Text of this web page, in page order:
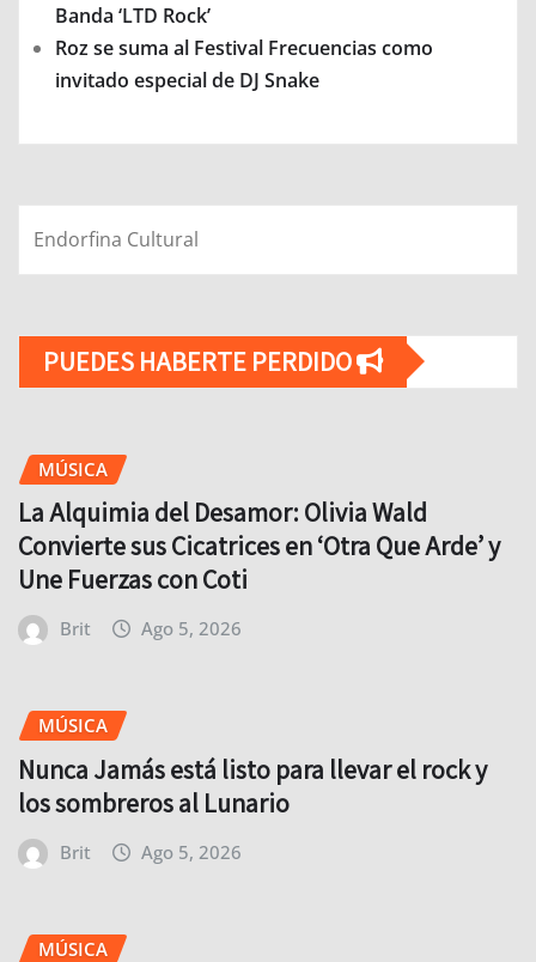
Banda ‘LTD Rock’
Roz se suma al Festival Frecuencias como
invitado especial de DJ Snake
Endorfina Cultural
PUEDES HABERTE PERDIDO
MÚSICA
La Alquimia del Desamor: Olivia Wald
Convierte sus Cicatrices en ‘Otra Que Arde’ y
Une Fuerzas con Coti
Brit Ago 5, 2026
MÚSICA
Nunca Jamás está listo para llevar el rock y
los sombreros al Lunario
Brit Ago 5, 2026
MÚSICA